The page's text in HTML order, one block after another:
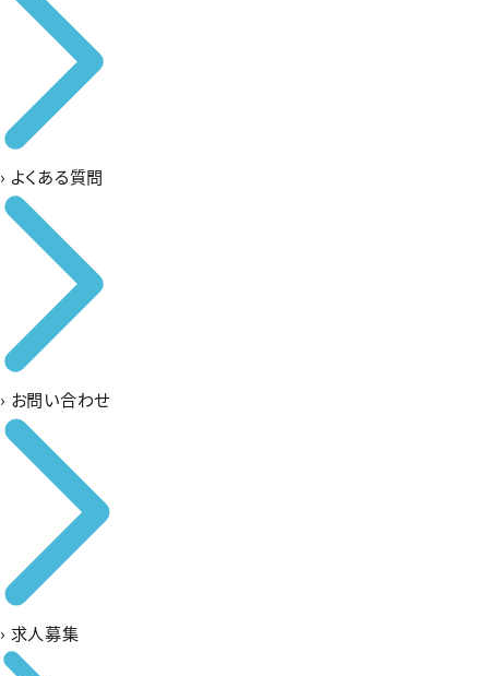
› よくある質問
› お問い合わせ
› 求人募集